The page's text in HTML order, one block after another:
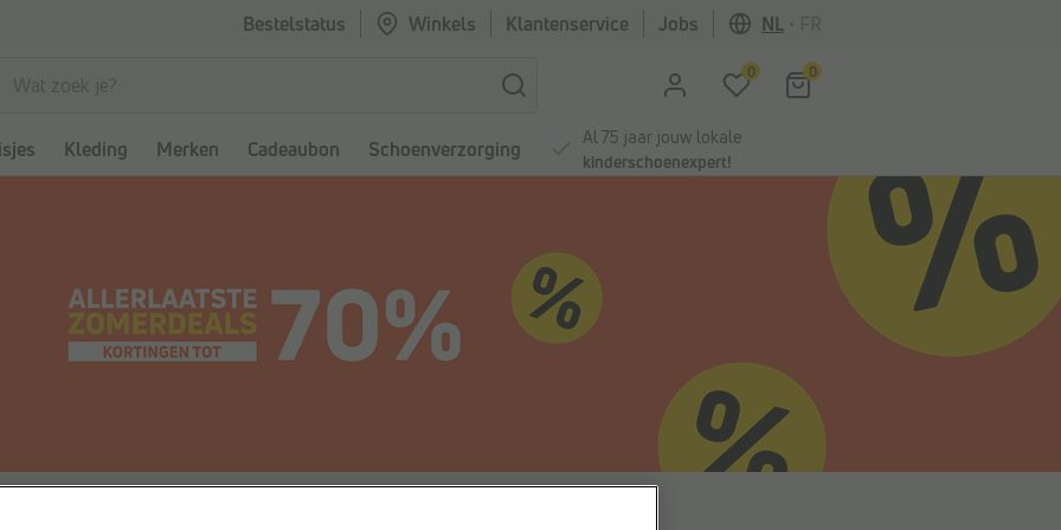
Bestelstatus Winkels Klantenservice Jobs NL
0 0
Kleding Merken Cadeaubon Schoenverzorging
Al 75 jaar jouw lokale
kinderschoenexpert!